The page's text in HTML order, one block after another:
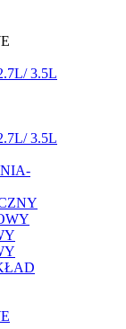
3.5L
3.5L